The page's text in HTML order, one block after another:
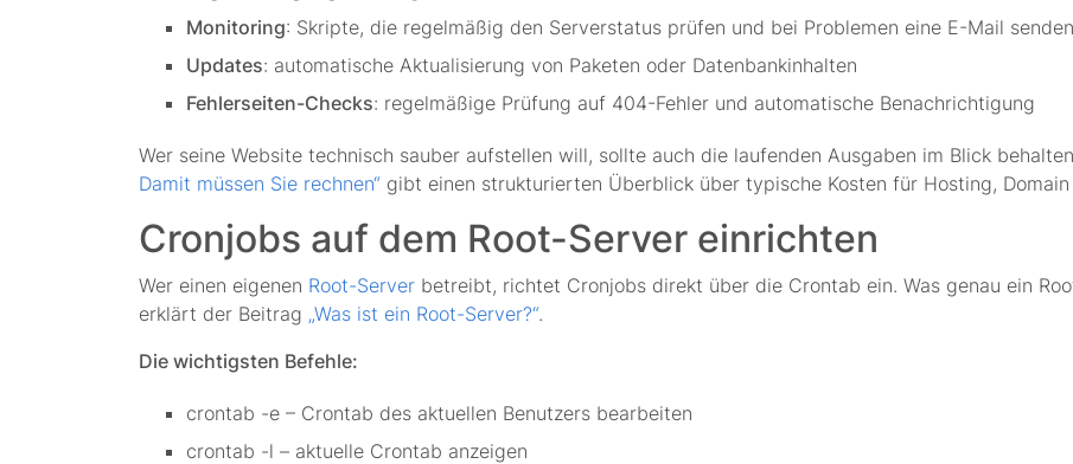
Monitoring: Skripte, die regelmäßig den Serverstatus prüfen und bei Problemen eine E-Mail senden
Updates: automatische Aktualisierung von Paketen oder Datenbankinhalten
Fehlerseiten-Checks: regelmäßige Prüfung auf 404-Fehler und automatische Benachrichtigung
Wer seine Website technisch sauber aufstellen will, sollte auch die laufenden Ausgaben im Blick
Damit müssen Sie rechnen“ gibt einen strukturierten Überblick über typische Kosten für Hosting,
Cronjobs auf dem Root-Server einrichten
Wer einen eigenen Root-Server betreibt, richtet Cronjobs direkt über die Crontab ein. Was genau ein
erklärt der Beitrag „Was ist ein Root-Server?“.
Die wichtigsten Befehle:
crontab -e – Crontab des aktuellen Benutzers bearbeiten
crontab -l – aktuelle Crontab anzeigen